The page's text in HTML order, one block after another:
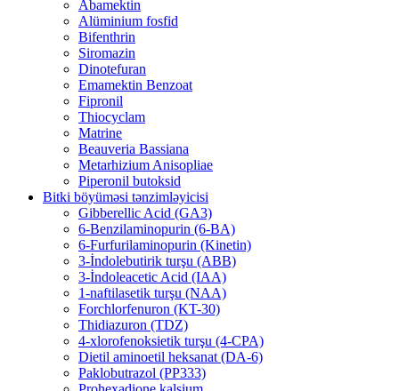
Abamektin
Alüminium fosfid
Bifenthrin
Siromazin
Dinotefuran
Emamektin Benzoat
Fipronil
Thiocyclam
Matrine
Beauveria Bassiana
Metarhizium Anisopliae
Piperonil butoksid
Bitki böyüməsi tənzimləyicisi
Gibberellic Acid (GA3)
6-Benzilaminopurin (6-BA)
6-Furfurilaminopurin (Kinetin)
3-İndolebutirik turşu (ABB)
3-İndoleacetic Acid (IAA)
1-naftilasetik turşu (NAA)
Forchlorfenuron (KT-30)
Thidiazuron (TDZ)
4-xlorofenoksietik turşu (4-CPA)
Dietil aminoetil heksanat (DA-6)
Paklobutrazol (PP333)